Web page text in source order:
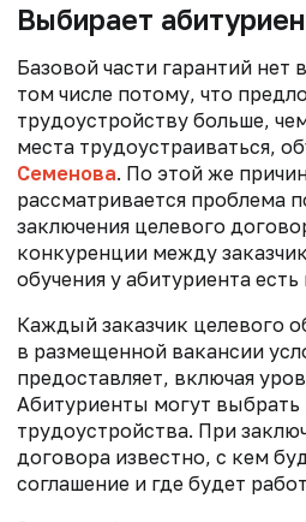
Выбирает
Базовой части гарантий нет
том числе потому, что
трудоустройству больше,
места трудоустраиваться,
Семенова. По этой же
рассматривается проблема
заключения целевого
конкуренции между
обучения у абитуриента
Каждый заказчик целевого
в размещенной вакансии
предоставляет, включая
Абитуриенты могут выбрать
трудоустройства. При
договора известно, с кем
соглашение и где будет